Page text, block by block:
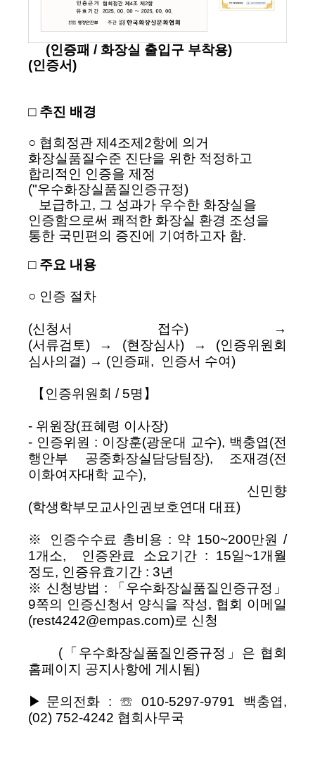
(인증패 / 화장실 출입구 부착용)
(인증서)
□ 추진 배경
○ 협회정관 제4조제2항에 의거
화장실품질수준 진단을 위한 적정하고
합리적인 인증을 제정
("우수화장실품질인증규정)
보급하고, 그 성과가 우수한 화장실을
인증함으로써 쾌적한 화장실 환경 조성을
통한 국민편의 증진에 기여하고자 함.
□ 주요 내용
○ 인증 절차
(신청서 접수) →
(서류검토)
→ (현장심사) →
(인증위원회
심사의결) → (인증패, 인증서 수여)
【인증위원회 / 5명】
- 위원장(표혜령 이사장)
- 인증위원 : 이장훈(광운대 교수), 백충엽(전
행안부 공중화장실담당팀장), 조재경(전
이화여자대학 교수),
신민향
(학생학부모교사인권보호연대 대표)
※ 인증수수료 총비용 : 약 150~200만원 /
1개소, 인증완료 소요기간 : 15일~1개월
정도, 인증유효기간 : 3년
※ 신청방법 : 「우수화장실품질인증규정」
9쪽의 인증신청서 양식을 작성, 협회 이메일
(rest4242@empas.com)로 신청
(「우수화장실품질인증규정」은 협회
홈페이지 공지사항에 게시됨)
▶문의전화 : ☏ 010-5297-9791 백충엽,
(02) 752-4242 협회사무국